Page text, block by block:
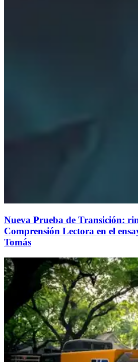
Nueva Prueba de Transición:
Comprensión Lectora en el
Tomás